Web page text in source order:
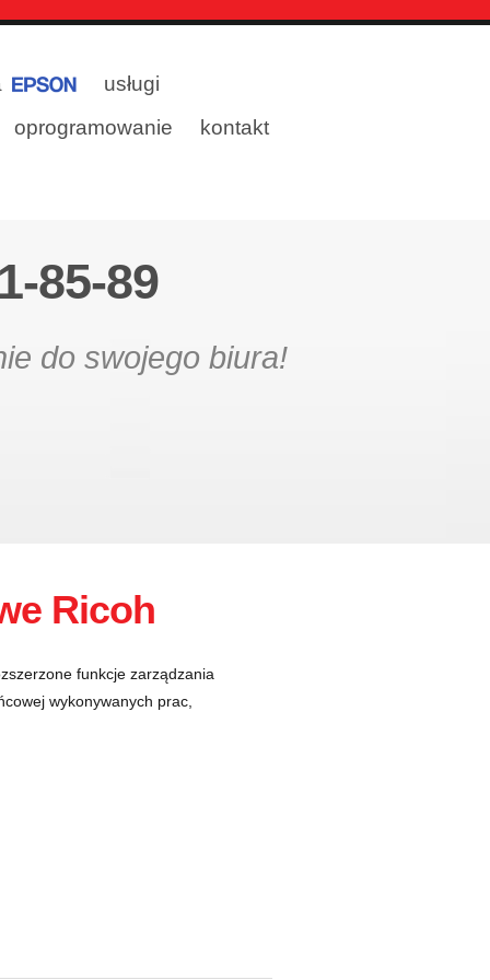
usługi
oprogramowanie
kontakt
85-89
do swojego biura!
Ricoh
funkcje zarządzania
wykonywanych prac,